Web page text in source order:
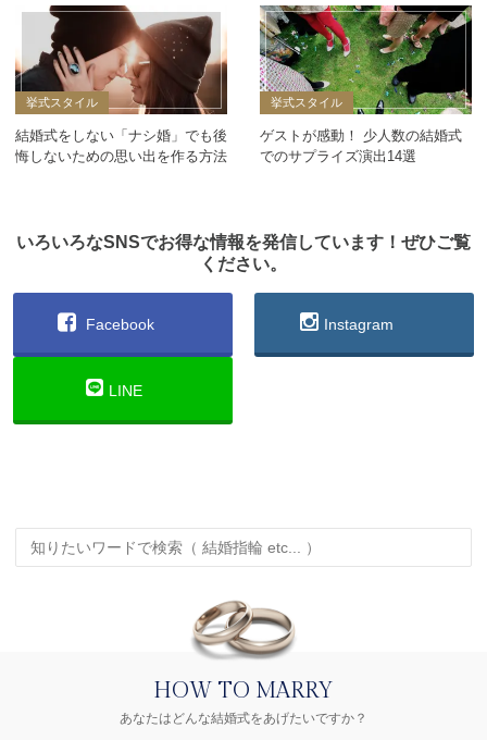
挙式スタイル
結婚式をしない「ナシ婚」でも後
悔しないための思い出を作る方法
挙式スタイル
ゲストが感動！ 少人数の結婚式
でのサプライズ演出14選
いろいろなSNSでお得な情報を発信しています！ぜひご覧
ください。
Facebook Instagram
LINE
HOW TO MARRY
あなたはどんな結婚式をあげたいですか？